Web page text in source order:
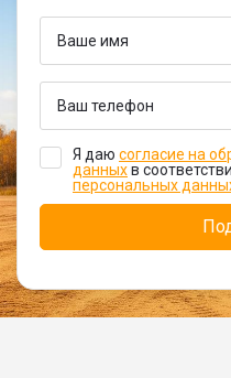
Я даю согласие на
данныхв
персональных